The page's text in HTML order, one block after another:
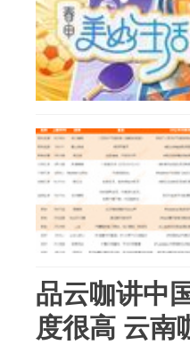
品云咖讲中
度很高 云南